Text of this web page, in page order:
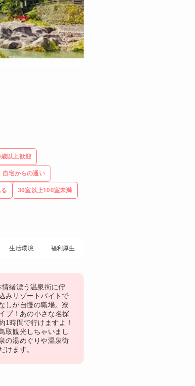
以上歓迎
自宅からの通い
30室以上100室未満
生活環境 福利厚生
緒漂う温泉街に佇
みリゾートバイトで
しが自慢の職場。寮
プ！あの小さな名探
1時間で行けますよ！
取観光しちゃいまし
の湯めぐりや温泉街
けます。